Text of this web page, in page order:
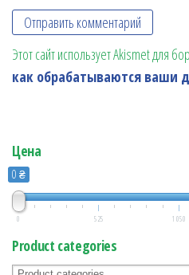
Этот сайт использует Akismet для
как обрабатываются ваши
Цена
0 ₴
0 525 1 050
Product categories